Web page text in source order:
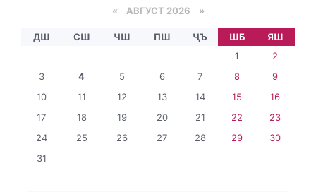
« АВГУСТ 2026 »
ДШ СШ ЧШ ПШ ҶЪ ШБ
ЯШ
1
2
3
4 5 6 7 8
9
10
11 12 13 14 15
16
17
18 19 20 21 22
23
24
25 26 27 28 29
30
31